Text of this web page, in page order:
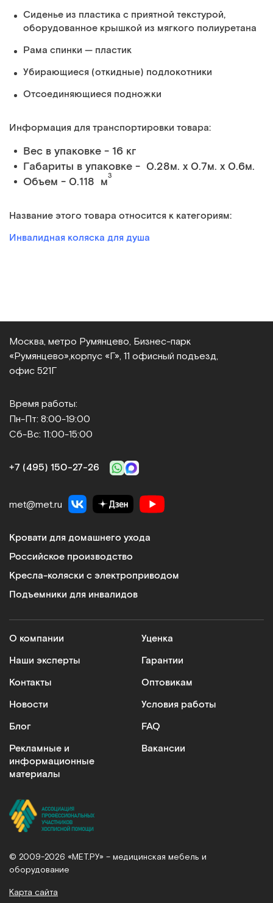
Сиденье из пластика с приятной текстурой,
оборудованное крышкой из мягкого полиуретана
Рама спинки — пластик
Убирающиеся (откидные) подлокотники
Отсоединяющиеся подножки
Информация для транспортировки товара:
Вес в упаковке - 16 кг
Габариты в упаковке - 0.28м. x 0.7м. x 0.6м.
Объем - 0.118 м3
Название этого товара относится к категориям:
Инвалидная коляска для душа
Москва, метро Румянцево, Бизнес‑парк
«Румянцево», корпус «Г», 11 офисный подъезд,
офис 521Г
Время работы:
Пн-Пт: 8:00-19:00
Сб-Вс: 11:00-15:00
+7 (495) 150‑27‑26
met@met.ru
Кровати для домашнего ухода
Российское производство
Кресла-коляски с электроприводом
Подъемники для инвалидов
О компании
Наши эксперты
Контакты
Новости
Блог
Рекламные и
информационные
материалы
Уценка
Гарантии
Оптовикам
Условия работы
FAQ
Вакансии
© 2009-2026 «МЕТ.РУ» – медицинская мебель и
оборудование
Карта сайта